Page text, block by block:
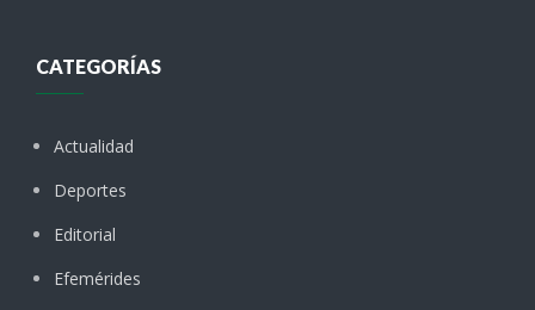
CATEGORÍAS
Actualidad
Deportes
Editorial
Efemérides